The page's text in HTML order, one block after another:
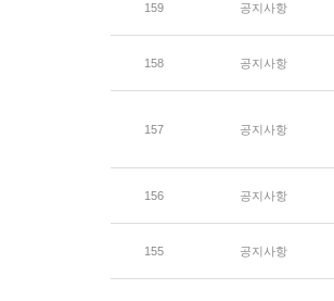
159 공지사항
158 공지사항
157 공지사항
156 공지사항
155 공지사항